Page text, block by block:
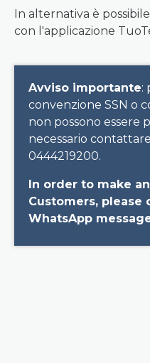
In alternativa è
con l'applicazione
Avviso importante:
convenzione SSN o
non possono essere
necessario
0444219200.
In order to make
Customers, please
WhatsApp